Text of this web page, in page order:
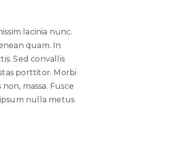
lacinia nunc.
quam. In
Sed convallis
porttitor. Morbi
massa. Fusce
nulla metus